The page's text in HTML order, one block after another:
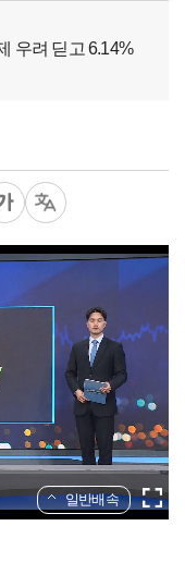
우려 딛고 6.14%
일반배속